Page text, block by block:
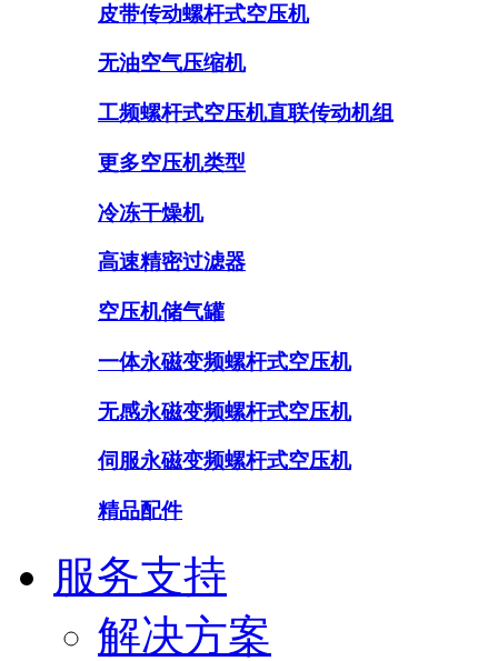
皮带传动螺杆式空压机
无油空气压缩机
工频螺杆式空压机直联传动机组
更多空压机类型
冷冻干燥机
高速精密过滤器
空压机储气罐
一体永磁变频螺杆式空压机
无感永磁变频螺杆式空压机
伺服永磁变频螺杆式空压机
精品配件
服务支持
解决方案